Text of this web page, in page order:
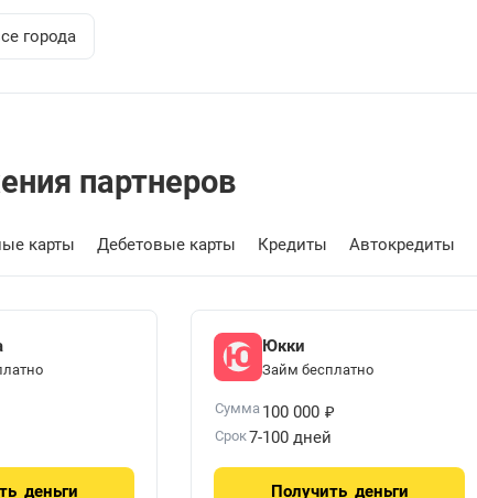
города
партнеров
карты Дебетовые карты Кредиты Автокредиты
деньги
Юкки
Займ бесплатно
Сумма 100 000 ₽
Срок7-100 дней
Получить деньги